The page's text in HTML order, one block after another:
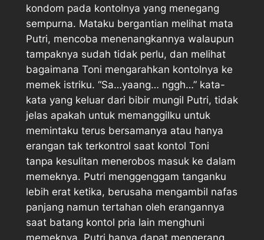
kondom pada kontolnya yang menegang
sempurna. Mataku bergantian melihat mata
Putri, mencoba menenangkannya walaupun
tampaknya sudah tidak perlu, dan melihat
bagaimana Toni mengarahkan kontolnya ke
memek istriku. “Sa…yaang… nggh…” kata-
kata yang keluar dari bibir mungil Putri, tidak
jelas apakah untuk memanggilku untuk
memintaku terus bersamanya atau hanya
erangan tak terkontrol saat kontol Toni
tanpa kesulitan menerobos masuk ke dalam
memeknya. Putri menggenggam tanganku
lebih erat ketika, berusaha mengambil nafas
panjang namun tertahan oleh erangannya
saat batang kontol pria lain menghuni